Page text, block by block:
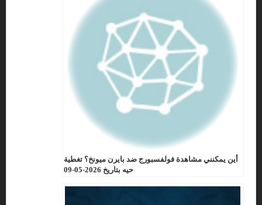
أين يمكنني مشاهدة فولفسبورج ضد بايرن ميونخ؟ تغطية
حيه بتاريخ 2026-05-09